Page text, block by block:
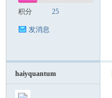
积分 25
发消息
haiyquantum